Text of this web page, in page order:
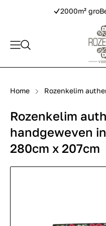
2000m²
Home Rozenkelim
Rozenkelim
handgeweven
280cm x 207cm